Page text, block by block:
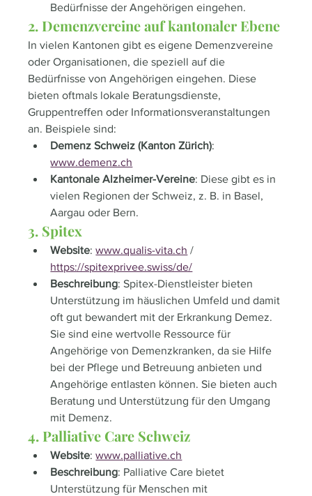
Bedürfnisse der Angehörigen eingehen.
2. Demenzvereine auf kantonaler Ebene
In vielen Kantonen gibt es eigene Demenzvereine
oder Organisationen, die speziell auf die
Bedürfnisse von Angehörigen eingehen. Diese
bieten oftmals lokale Beratungsdienste,
Gruppentreffen oder Informationsveranstaltungen
an. Beispiele sind:
Demenz Schweiz (Kanton Zürich):
www.demenz.ch
Kantonale Alzheimer-Vereine: Diese gibt es in
vielen Regionen der Schweiz, z. B. in Basel,
Aargau oder Bern.
3. Spitex
Website: www.qualis-vita.ch /
https://spitexprivee.swiss/de/
Beschreibung: Spitex-Dienstleister bieten
Unterstützung im häuslichen Umfeld und damit
oft gut bewandert mit der Erkrankung Demez.
Sie sind eine wertvolle Ressource für
Angehörige von Demenzkranken, da sie Hilfe
bei der Pflege und Betreuung anbieten und
Angehörige entlasten können. Sie bieten auch
Beratung und Unterstützung für den Umgang
mit Demenz.
4. Palliative Care Schweiz
Website: www.palliative.ch
Beschreibung: Palliative Care bietet
Unterstützung für Menschen mit